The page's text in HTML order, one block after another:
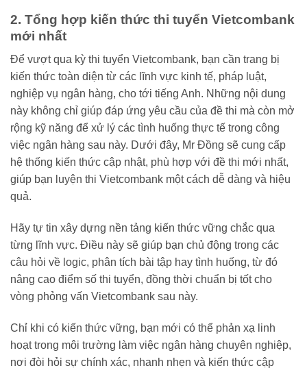
2. Tổng hợp kiến thức thi tuyển Vietcombank
mới nhất
Để vượt qua kỳ thi tuyển Vietcombank, bạn cần trang bị
kiến thức toàn diện từ các lĩnh vực kinh tế, pháp luật,
nghiệp vụ ngân hàng, cho tới tiếng Anh. Những nội dung
này không chỉ giúp đáp ứng yêu cầu của đề thi mà còn mở
rộng kỹ năng để xử lý các tình huống thực tế trong công
việc ngân hàng sau này. Dưới đây, Mr Đồng sẽ cung cấp
hệ thống kiến thức cập nhật, phù hợp với đề thi mới nhất,
giúp bạn luyện thi Vietcombank một cách dễ dàng và hiệu
quả.
Hãy tự tin xây dựng nền tảng kiến thức vững chắc qua
từng lĩnh vực. Điều này sẽ giúp bạn chủ động trong các
câu hỏi về logic, phân tích bài tập hay tình huống, từ đó
nâng cao điểm số thi tuyển, đồng thời chuẩn bị tốt cho
vòng phỏng vấn Vietcombank sau này.
Chỉ khi có kiến thức vững, bạn mới có thể phản xạ linh
hoạt trong môi trường làm việc ngân hàng chuyên nghiệp,
nơi đòi hỏi sự chính xác, nhanh nhẹn và kiến thức cập